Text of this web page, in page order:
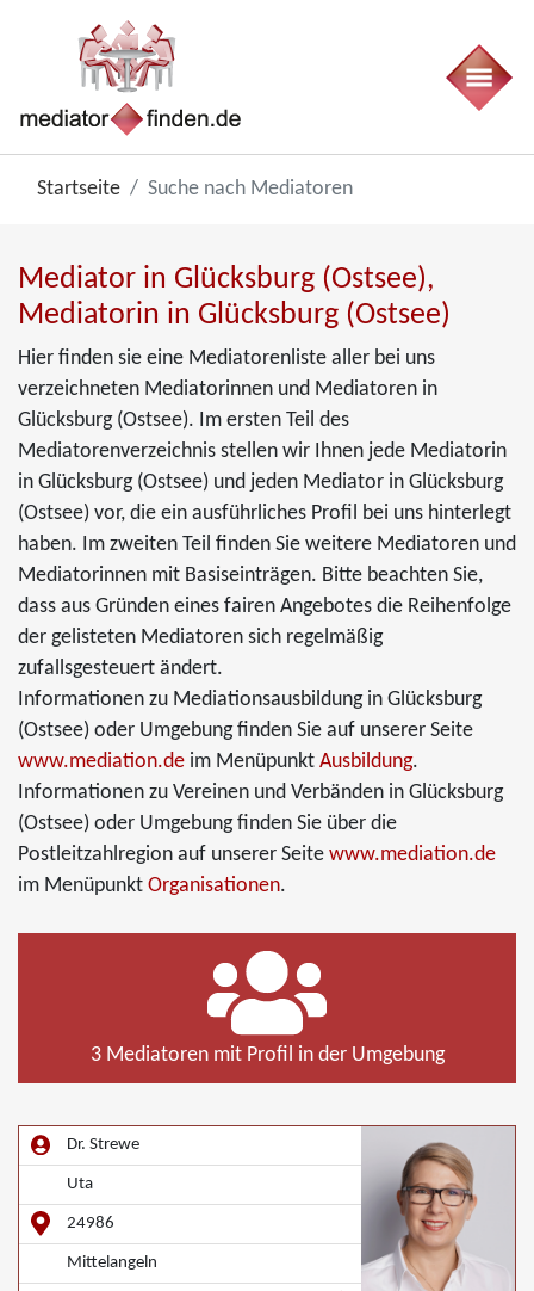
Startseite Suche nach Mediatoren
Mediator in Glücksburg (Ostsee),
Mediatorin in Glücksburg (Ostsee)
Hier finden sie eine Mediatorenliste aller bei uns
verzeichneten Mediatorinnen und Mediatoren in
Glücksburg (Ostsee). Im ersten Teil des
Mediatorenverzeichnis stellen wir Ihnen jede Mediatorin
in Glücksburg (Ostsee) und jeden Mediator in Glücksburg
(Ostsee) vor, die ein ausführliches Profil bei uns hinterlegt
haben. Im zweiten Teil finden Sie weitere Mediatoren und
Mediatorinnen mit Basiseinträgen. Bitte beachten Sie,
dass aus Gründen eines fairen Angebotes die Reihenfolge
der gelisteten Mediatoren sich regelmäßig
zufallsgesteuert ändert.
Informationen zu Mediationsausbildung in Glücksburg
(Ostsee) oder Umgebung finden Sie auf unserer Seite
www.mediation.de im Menüpunkt Ausbildung.
Informationen zu Vereinen und Verbänden in Glücksburg
(Ostsee) oder Umgebung finden Sie über die
Postleitzahlregion auf unserer Seite www.mediation.de
im Menüpunkt Organisationen.
3 Mediatoren mit Profil in der Umgebung
Dr. Strewe
Uta
24986
Mittelangeln